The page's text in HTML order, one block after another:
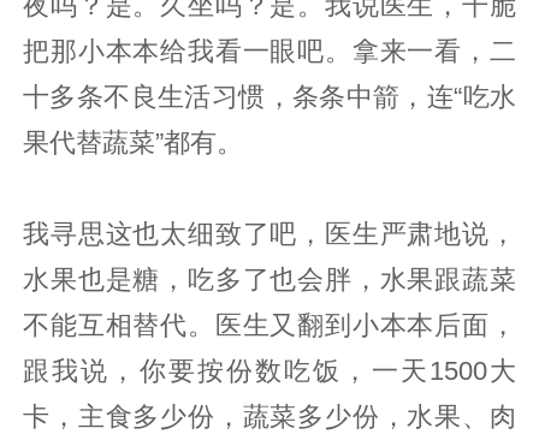
夜吗？是。久坐吗？是。我说医生，干脆
把那小本本给我看一眼吧。拿来一看，二
十多条不良生活习惯，条条中箭，连“吃水
果代替蔬菜”都有。
我寻思这也太细致了吧，医生严肃地说，
水果也是糖，吃多了也会胖，水果跟蔬菜
不能互相替代。医生又翻到小本本后面，
跟我说，你要按份数吃饭，一天1500大
卡，主食多少份，蔬菜多少份，水果、肉